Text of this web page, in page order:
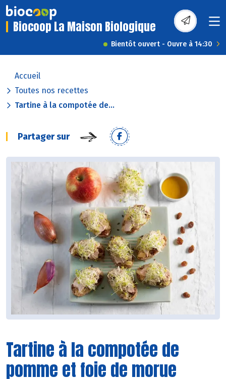
Biocoop La Maison Biologique
Bientôt ouvert - Ouvre à 14:30
Accueil
Toutes nos recettes
Tartine à la compotée de...
Partager sur
Tartine à la compotée de
pomme et foie de morue